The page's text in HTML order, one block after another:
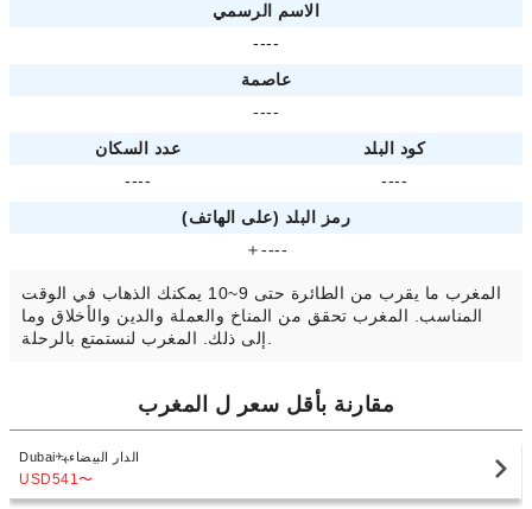
الاسم الرسمي
----
عاصمة
----
عدد السكان
كود البلد
----
----
رمز البلد (على الهاتف)
＋----
المغرب ما يقرب من الطائرة حتى 9~10 يمكنك الذهاب في الوقت
المناسب. المغرب تحقق من المناخ والعملة والدين والأخلاق وما
مقارنة بأقل سعر ل المغرب
Dubai الدار البيضاء
USD541〜